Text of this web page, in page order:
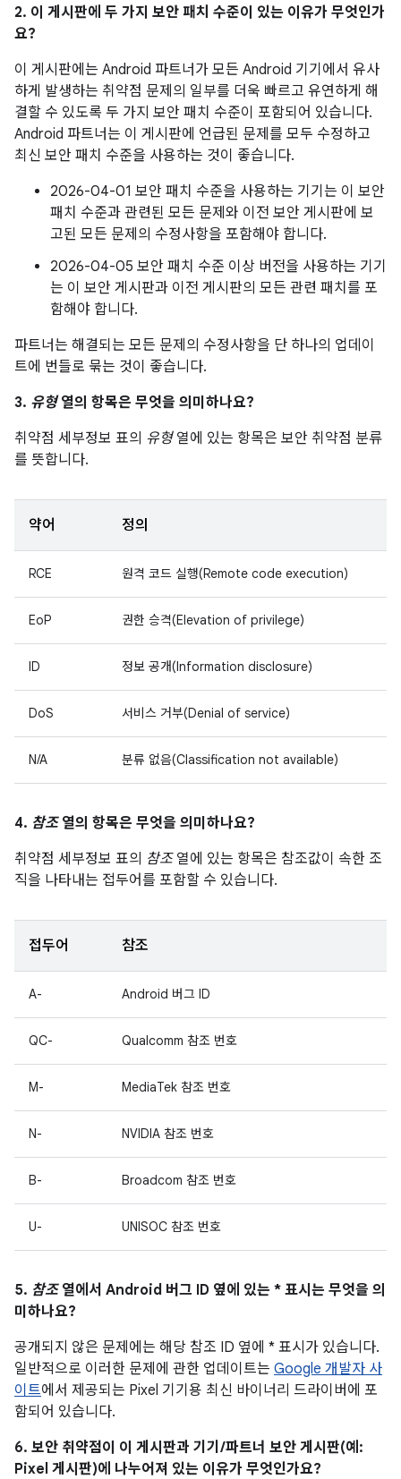
2. 이 게시판에 두 가지 보안 패치 수준이 있는 이유가 무엇인가
요?
이 게시판에는 Android 파트너가 모든 Android 기기에서 유사
하게 발생하는 취약점 문제의 일부를 더욱 빠르고 유연하게 해
결할 수 있도록 두 가지 보안 패치 수준이 포함되어 있습니다.
Android 파트너는 이 게시판에 언급된 문제를 모두 수정하고
최신 보안 패치 수준을 사용하는 것이 좋습니다.
2026-04-01 보안 패치 수준을 사용하는 기기는 이 보안
패치 수준과 관련된 모든 문제와 이전 보안 게시판에 보
고된 모든 문제의 수정사항을 포함해야 합니다.
2026-04-05 보안 패치 수준 이상 버전을 사용하는 기기
는 이 보안 게시판과 이전 게시판의 모든 관련 패치를 포
함해야 합니다.
파트너는 해결되는 모든 문제의 수정사항을 단 하나의 업데이
트에 번들로 묶는 것이 좋습니다.
3. 유형열의 항목은 무엇을 의미하나요?
취약점 세부정보 표의 유형열에 있는 항목은 보안 취약점 분류
를 뜻합니다.
약어 정의
RCE 원격 코드 실행(Remote code execution)
EoP 권한 승격(Elevation of privilege)
ID 정보 공개(Information disclosure)
DoS 서비스 거부(Denial of service)
N/A 분류 없음(Classification not available)
4. 참조열의 항목은 무엇을 의미하나요?
취약점 세부정보 표의 참조열에 있는 항목은 참조값이 속한 조
직을 나타내는 접두어를 포함할 수 있습니다.
접두어 참조
A- Android 버그 ID
QC- Qualcomm 참조 번호
M- MediaTek 참조 번호
N- NVIDIA 참조 번호
B- Broadcom 참조 번호
U- UNISOC 참조 번호
5. 참조열에서 Android 버그 ID 옆에 있는 * 표시는 무엇을 의
미하나요?
공개되지 않은 문제에는 해당 참조 ID 옆에 * 표시가 있습니다.
일반적으로 이러한 문제에 관한 업데이트는 Google 개발자 사
이트에서 제공되는 Pixel 기기용 최신 바이너리 드라이버에 포
함되어 있습니다.
6. 보안 취약점이 이 게시판과 기기/파트너 보안 게시판(예:
Pixel 게시판)에 나누어져 있는 이유가 무엇인가요?